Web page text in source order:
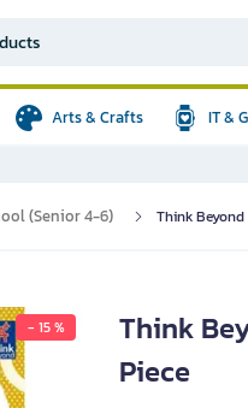
Arts & Crafts IT &
(Senior 4-6) Think Beyond
- 15 %
Think
Piece